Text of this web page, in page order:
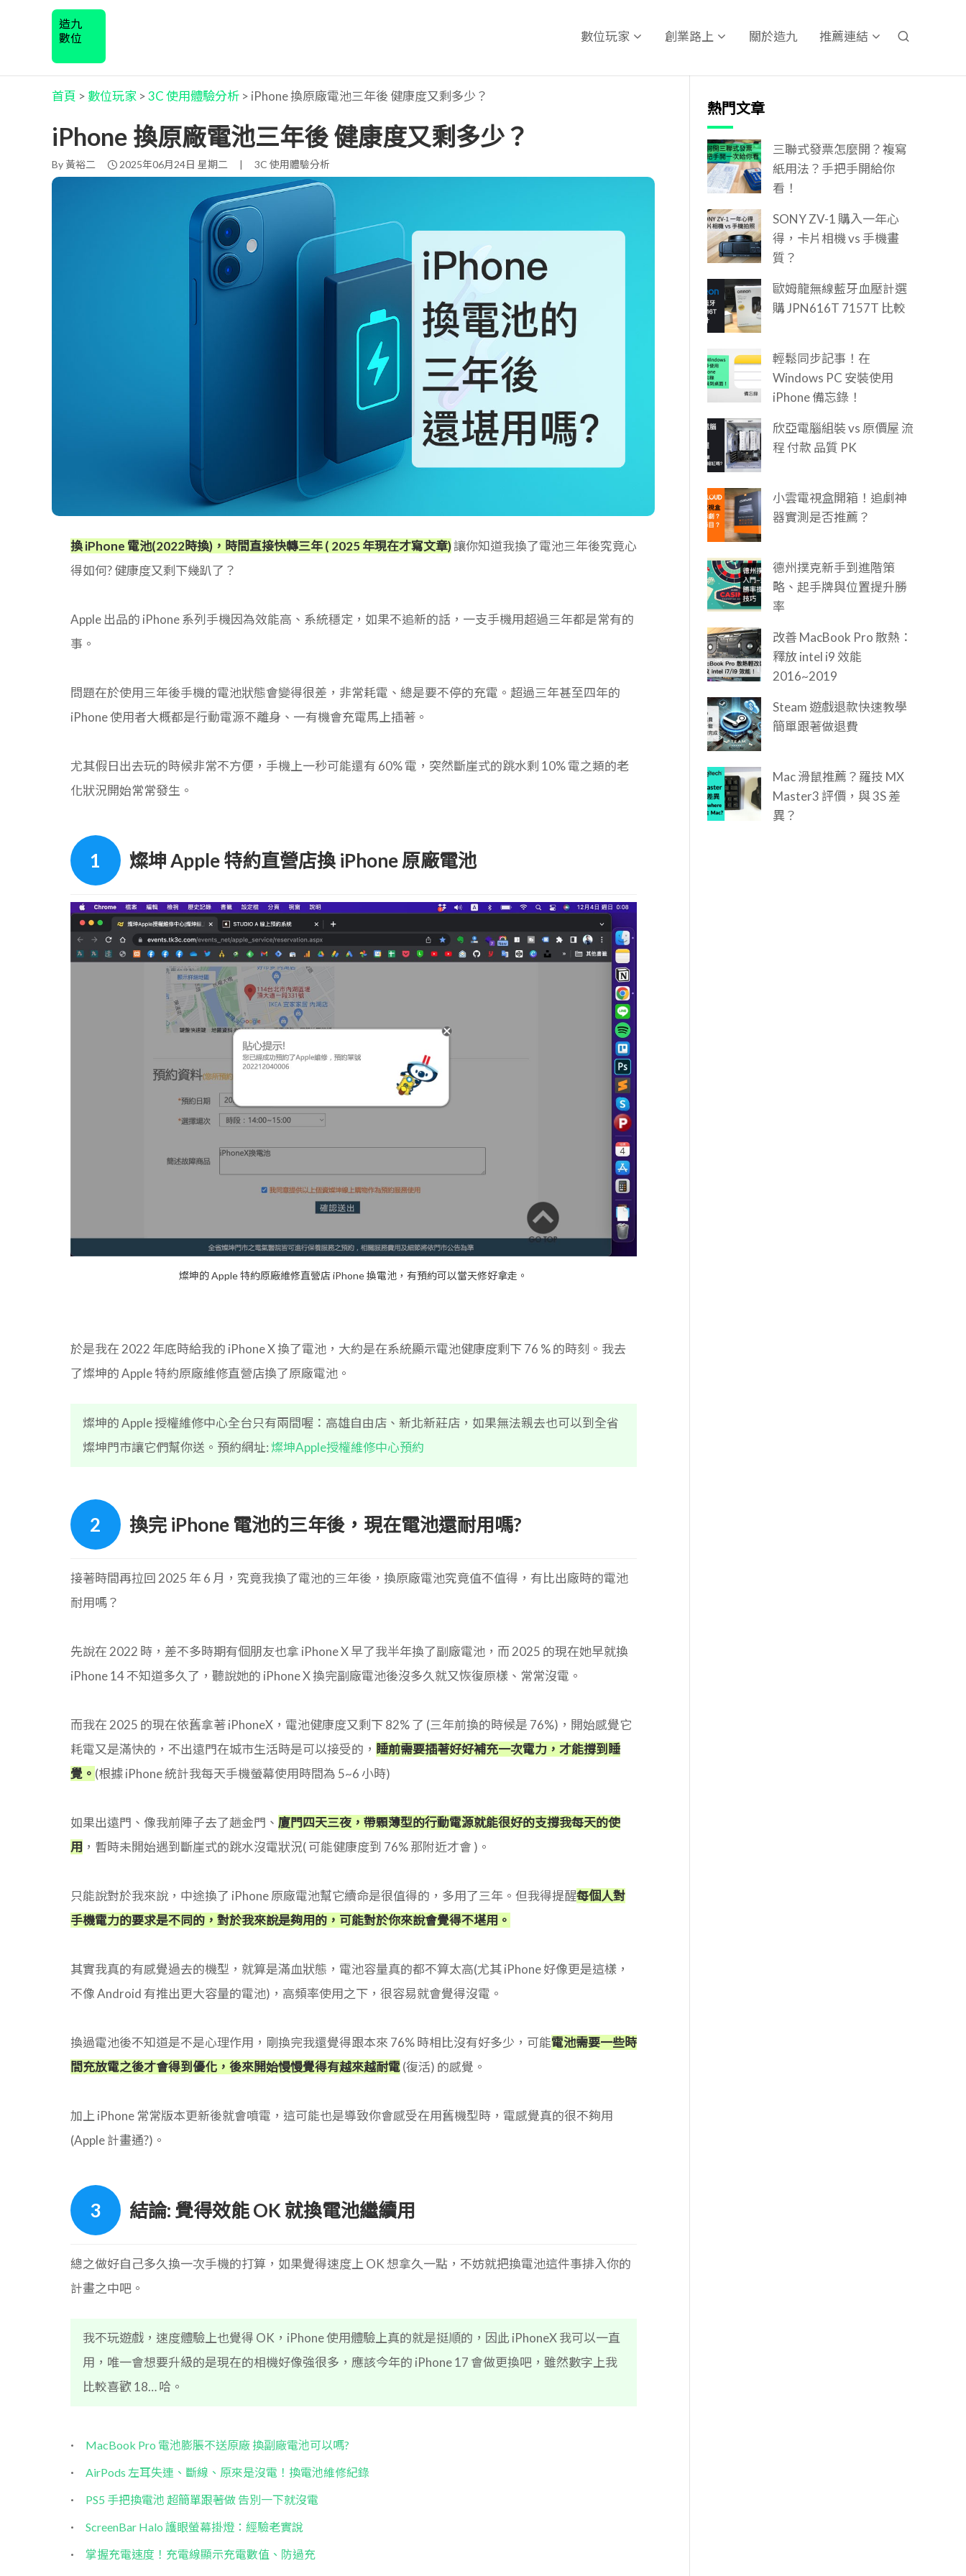
造九
數位
數位玩家 創業路上 關於造九 推薦連結
首頁 >數位玩家 >3C 使用體驗分析 > iPhone 換原廠電池三年後 健康度又剩多少？
iPhone 換原廠電池三年後 健康度又剩多少？
By 黃裕二 2025年06月24日 星期二 | 3C 使用體驗分析
換 iPhone 電池(2022時換)，時間直接快轉三年 ( 2025 年現在才寫文章)讓你知道我換了電池三年後究竟心
得如何? 健康度又剩下幾趴了？
Apple 出品的 iPhone 系列手機因為效能高、系統穩定，如果不追新的話，一支手機用超過三年都是常有的
事。
問題在於使用三年後手機的電池狀態會變得很差，非常耗電、總是要不停的充電。超過三年甚至四年的
iPhone 使用者大概都是行動電源不離身、一有機會充電馬上插著。
尤其假日出去玩的時候非常不方便，手機上一秒可能還有 60% 電，突然斷崖式的跳水剩 10% 電之類的老
化狀況開始常常發生。
燦坤 Apple 特約直營店換 iPhone 原廠電池
燦坤的 Apple 特約原廠維修直營店 iPhone 換電池，有預約可以當天修好拿走。
於是我在 2022 年底時給我的 iPhone X 換了電池，大約是在系統顯示電池健康度剩下 76 % 的時刻。我去
了燦坤的 Apple 特約原廠維修直營店換了原廠電池。
燦坤的 Apple 授權維修中心全台只有兩間喔：高雄自由店、新北新莊店，如果無法親去也可以到全省
燦坤門市讓它們幫你送。預約網址: 燦坤Apple授權維修中心預約
換完 iPhone 電池的三年後，現在電池還耐用嗎?
接著時間再拉回 2025 年 6 月，究竟我換了電池的三年後，換原廠電池究竟值不值得，有比出廠時的電池
耐用嗎？
先說在 2022 時，差不多時期有個朋友也拿 iPhone X 早了我半年換了副廠電池，而 2025 的現在她早就換
iPhone 14 不知道多久了，聽說她的 iPhone X 換完副廠電池後沒多久就又恢復原樣、常常沒電。
而我在 2025 的現在依舊拿著 iPhoneX，電池健康度又剩下 82% 了 (三年前換的時候是 76%)，開始感覺它
耗電又是滿快的，不出遠門在城市生活時是可以接受的， 睡前需要插著好好補充一次電力，才能撐到睡
覺。 (根據 iPhone 統計我每天手機螢幕使用時間為 5~6 小時)
如果出遠門、像我前陣子去了趟金門、 廈門四天三夜，帶顆薄型的行動電源就能很好的支撐我每天的使
用 ，暫時未開始遇到斷崖式的跳水沒電狀況( 可能健康度到 76% 那附近才會 )。
只能說對於我來說，中途換了 iPhone 原廠電池幫它續命是很值得的，多用了三年。但我得提醒每個人對
手機電力的要求是不同的，對於我來說是夠用的，可能對於你來說會覺得不堪用。
其實我真的有感覺過去的機型，就算是滿血狀態，電池容量真的都不算太高(尤其 iPhone 好像更是這樣，
不像 Android 有推出更大容量的電池)，高頻率使用之下，很容易就會覺得沒電。
換過電池後不知道是不是心理作用，剛換完我還覺得跟本來 76% 時相比沒有好多少，可能電池需要一些時
間充放電之後才會得到優化，後來開始慢慢覺得有越來越耐電(復活) 的感覺。
加上 iPhone 常常版本更新後就會噴電，這可能也是導致你會感受在用舊機型時，電感覺真的很不夠用
(Apple 計畫通?)。
結論: 覺得效能 OK 就換電池繼續用
總之做好自己多久換一次手機的打算，如果覺得速度上 OK 想拿久一點，不妨就把換電池這件事排入你的
計畫之中吧。
我不玩遊戲，速度體驗上也覺得 OK，iPhone 使用體驗上真的就是挺順的，因此 iPhoneX 我可以一直
用，唯一會想要升級的是現在的相機好像強很多，應該今年的 iPhone 17 會做更換吧，雖然數字上我
比較喜歡 18… 哈。
MacBook Pro 電池膨脹不送原廠 換副廠電池可以嗎?
AirPods 左耳失連、斷線、原來是沒電！換電池維修紀錄
PS5 手把換電池 超簡單跟著做 告別一下就沒電
ScreenBar Halo 護眼螢幕掛燈：經驗老實說
掌握充電速度！充電線顯示充電數值、防過充
熱門文章
三聯式發票怎麼開？複寫
紙用法？手把手開給你
看！
SONY ZV-1 購入一年心
得，卡片相機 vs 手機畫
質？
歐姆龍無線藍牙血壓計選
購 JPN616T 7157T 比較
輕鬆同步記事！在
Windows PC 安裝使用
iPhone 備忘錄！
欣亞電腦組裝 vs 原價屋 流
程 付款 品質 PK
小雲電視盒開箱！追劇神
器實測是否推薦？
德州撲克新手到進階策
略、起手牌與位置提升勝
率
改善 MacBook Pro 散熱：
釋放 intel i9 效能
2016~2019
Steam 遊戲退款快速教學
簡單跟著做退費
Mac 滑鼠推薦？羅技 MX
Master3 評價，與 3S 差
異？